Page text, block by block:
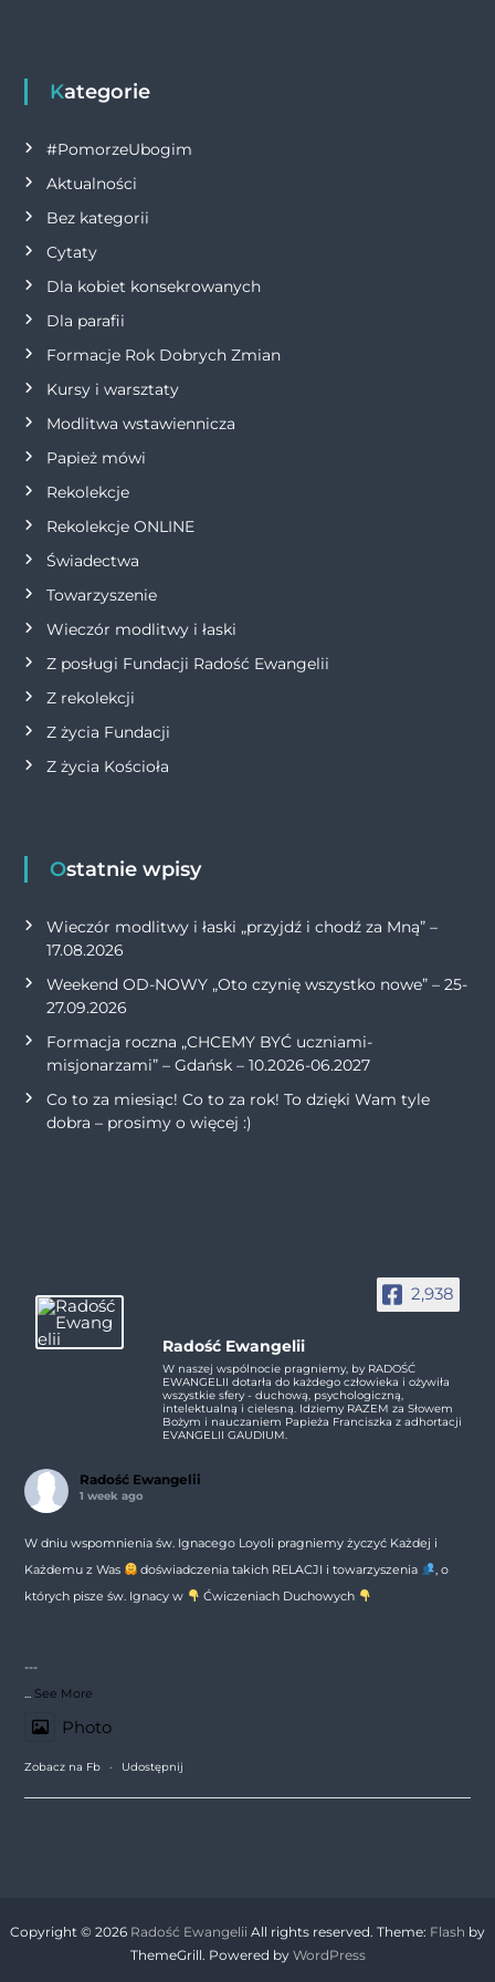
g
a
c
j
a
w
p
i
s
u
Kategorie
#PomorzeUbogim
Aktualności
Bez kategorii
Cytaty
Dla kobiet konsekrowanych
Dla parafii
Formacje Rok Dobrych Zmian
Kursy i warsztaty
Modlitwa wstawiennicza
Papież mówi
Rekolekcje
Rekolekcje ONLINE
Świadectwa
Towarzyszenie
Wieczór modlitwy i łaski
Z posługi Fundacji Radość Ewangelii
Z rekolekcji
Z życia Fundacji
Z życia Kościoła
Ostatnie wpisy
Wieczór modlitwy i łaski „przyjdź i chodź za Mną” –
17.08.2026
Weekend OD-NOWY „Oto czynię wszystko nowe” – 25-
27.09.2026
Formacja roczna „CHCEMY BYĆ uczniami-
misjonarzami” – Gdańsk – 10.2026-06.2027
Co to za miesiąc! Co to za rok! To dzięki Wam tyle
dobra – prosimy o więcej :)
2,938
Radość Ewangelii
W naszej wspólnocie pragniemy, by RADOŚĆ
EWANGELII dotarła do każdego człowieka i ożywiła
wszystkie sfery - duchową, psychologiczną,
intelektualną i cielesną. Idziemy RAZEM za Słowem
Bożym i nauczaniem Papieża Franciszka z adhortacji
EVANGELII GAUDIUM.
Radość Ewangelii
1 week ago
W dniu wspomnienia św. Ignacego Loyoli pragniemy życzyć Każdej i
Każdemu z Was
doświadczenia takich RELACJI i towarzyszenia
, o
których pisze św. Ignacy w
Ćwiczeniach Duchowych
---
... See More
Photo
Zobacz na Fb · Udostępnij
Copyright © 2026 Radość Ewangelii All rights reserved. Theme: Flash by
ThemeGrill. Powered by WordPress